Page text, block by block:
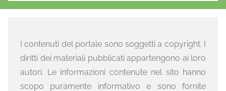
I contenuti del portale sono soggetti a copyright. I
diritti dei materiali pubblicati appartengono ai loro
autori. Le informazioni contenute nel sito hanno
scopo puramente informativo e sono fornite